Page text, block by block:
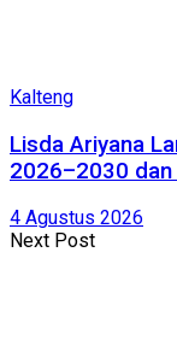
Kalteng
Lisda Ariyana
2026–2030 dan
4 Agustus 2026
Next Post